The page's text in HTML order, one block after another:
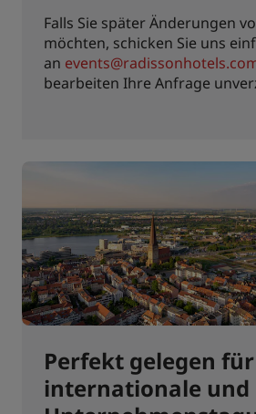
Falls Sie später Änderungen
möchten, schicken Sie uns
an
bearbeiten Ihre Anfrage
Perfekt gelegen für
internationale